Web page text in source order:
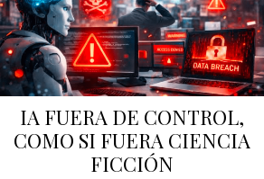
IA FUERA DE CONTROL,
COMO SI FUERA CIENCIA
FICCIÓN